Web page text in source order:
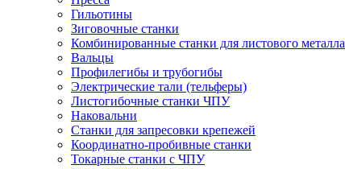
Гильотины
Зиговочные станки
Комбинированные станки для листового металла
Вальцы
Профилегибы и трубогибы
Электрические тали (тельферы)
Листогибочные станки ЧПУ
Наковальни
Станки для запресовки крепежей
Координатно-пробивные станки
Токарные станки с ЧПУ